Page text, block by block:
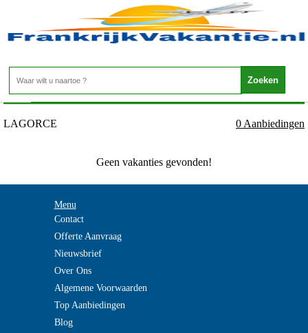
Frankrijk - ARDECHE - LAGORCE
Home>
LAGORCE 0 Aanbiedingen
Geen vakanties gevonden!
Menu
Contact
Offerte Aanvraag
Nieuwsbrief
Over Ons
Algemene Voorwaarden
Top Aanbiedingen
Blog